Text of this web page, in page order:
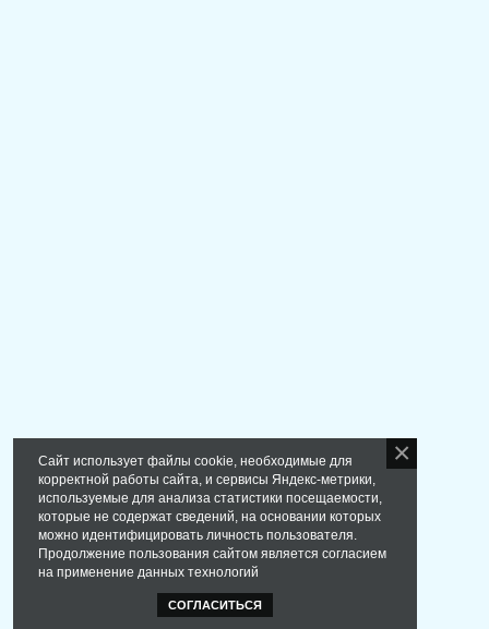
Сайт использует файлы cookie, необходимые для
корректной работы сайта, и сервисы Яндекс-метрики,
используемые для анализа статистики посещаемости,
которые не содержат сведений, на основании которых
можно идентифицировать личность пользователя.
Продолжение пользования сайтом является согласием
на применение данных технологий
СОГЛАСИТЬСЯ